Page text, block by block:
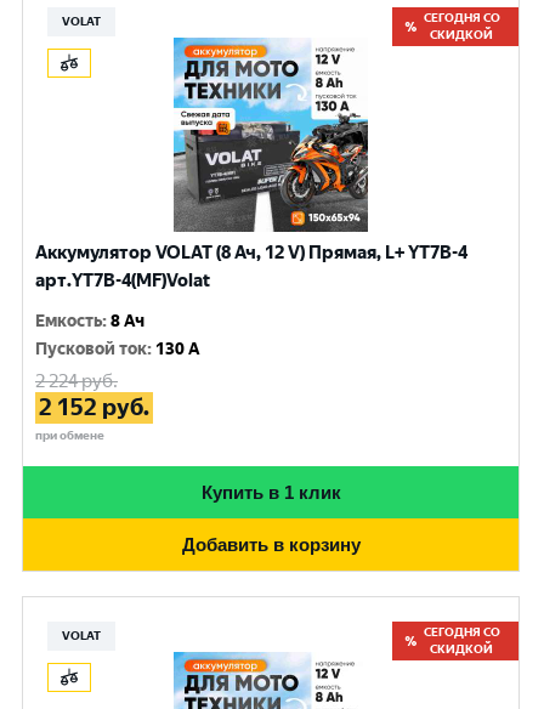
VOLAT
СЕГОДНЯ СО
СКИДКОЙ
Аккумулятор VOLAT (8 Ач, 12 V) Прямая, L+ YT7B-4
арт.YT7B-4(MF)Volat
Емкость:8 Ач
Пусковой ток: 130 A
2 224руб.
2 152 руб.
при обмене
Купить в 1 клик
Добавить в корзину
VOLAT
СЕГОДНЯ СО
СКИДКОЙ